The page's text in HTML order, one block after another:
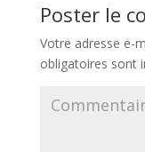
Poster le
Votre adresse e-
obligatoires sont